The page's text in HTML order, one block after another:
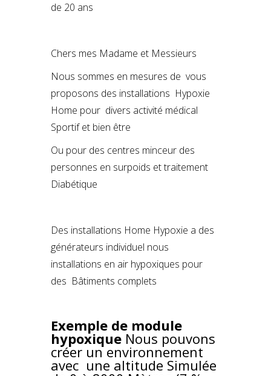
de 20 ans
Chers mes Madame et Messieurs
Nous sommes en mesures de vous
proposons des installations Hypoxie
Home pour divers activité médical
Sportif et bien être
Ou pour des centres minceur des
personnes en surpoids et traitement
Diabétique
Des installations Home Hypoxie a des
générateurs individuel nous
installations en air hypoxiques pour
des Bâtiments complets
Exemple de module
hypoxique Nous pouvons
créer un environnement
avec une altitude Simulée